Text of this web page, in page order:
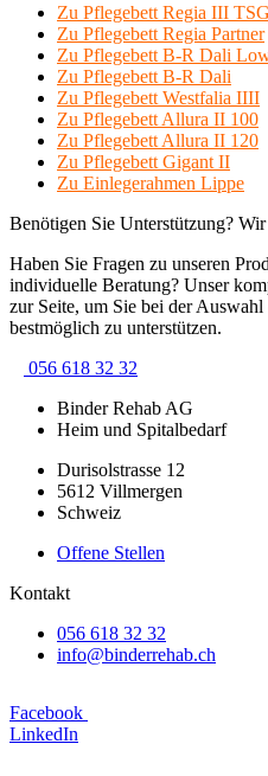
Zu Pflegebett Regia III TSG
Zu Pflegebett Regia Partner
Zu Pflegebett B-R Dali
Zu Pflegebett B-R Dali
Zu Pflegebett Westfalia IIII
Zu Pflegebett Allura II 100
Zu Pflegebett Allura II 120
Zu Pflegebett Gigant II
Zu Einlegerahmen Lippe
Benötigen Sie Unterstützung?
Haben Sie Fragen zu unseren
individuelle Beratung? Unser
zur Seite, um Sie bei der
bestmöglich zu unterstützen.
056 618 32 32
Binder Rehab AG
Heim und Spitalbedarf
Durisolstrasse 12
5612 Villmergen
Schweiz
Offene Stellen
Kontakt
056 618 32 32
info@binderrehab.ch
Facebook
LinkedIn